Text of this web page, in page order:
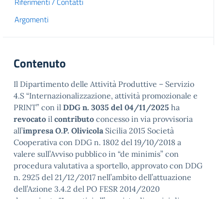
Argomenti
Contenuto
Il Dipartimento delle Attività Produttive – Servizio
4.S “Internazionalizzazione, attività promozionale e
PRINT” con il DDG n. 3035 del 04/11/2025 ha
revocato il contributo concesso in via provvisoria
all’impresa O.P. OlivicolaSicilia 2015 Società
Cooperativa con DDG n. 1802 del 19/10/2018 a
valere sull’Avviso pubblico in “de minimis” con
procedura valutativa a sportello, approvato con DDG
n. 2925 del 21/12/2017 nell’ambito dell’attuazione
dell’Azione 3.4.2 del PO FESR 2014/2020